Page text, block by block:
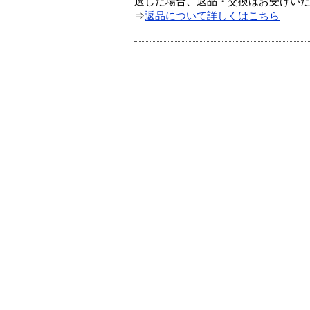
⇒返品について詳しくはこちら